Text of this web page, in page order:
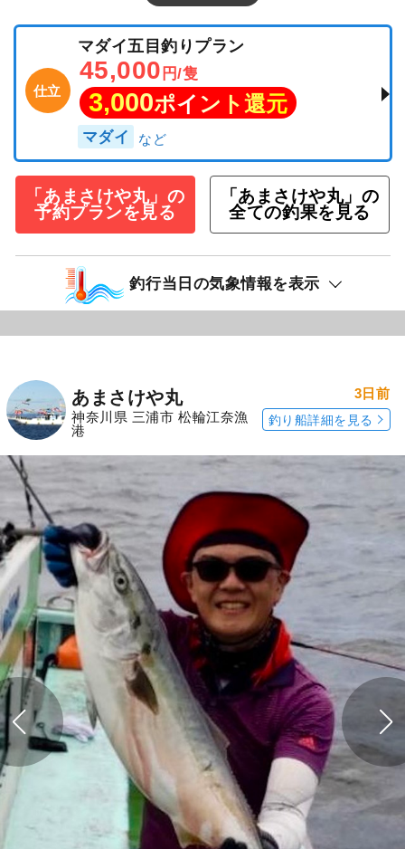
仕立
マダイ五目釣りプラン
45,000 円/隻
3,000ポイント還元
マダイ
「あまさけや丸」の
予約プランを見る
「あまさけや丸」の
全ての釣果を見る
釣行当日の気象情報を表示
あまさけや丸
神奈川県 三浦市 松輪江奈漁
港
3日前
釣り船詳細を見る